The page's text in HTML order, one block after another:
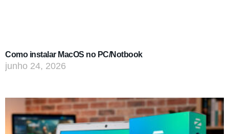
Como instalar MacOS no PC/Notbook
junho 24, 2026